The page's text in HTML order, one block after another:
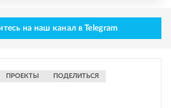
на наш канал в Telegram
ПРОЕКТЫ ПОДЕЛИТЬСЯ